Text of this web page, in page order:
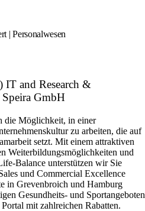
| Personalwesen
IT and Research &
GmbH
die Möglichkeit, in einer
zu arbeiten, die auf
setzt. Mit einem attraktiven
Weiterbildungsmöglichkeiten und
Balance unterstützen wir Sie
und Commercial Excellence
in Grevenbroich und Hamburg
Gesundheits- und Sportangeboten
mit zahlreichen Rabatten.